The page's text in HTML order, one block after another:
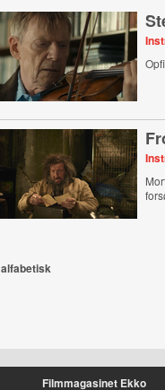
alfabetisk
Filmmagasinet Ekko